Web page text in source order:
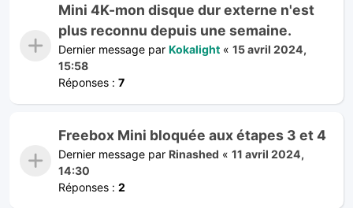
Mini 4K-mon disque dur externe n'est
plus reconnu depuis une semaine.
Dernier message par Kokalight « 15 avril 2024,
15:58
Réponses : 7
Freebox Mini bloquée aux étapes 3 et 4
Dernier message par Rinashed « 11 avril 2024,
14:30
Réponses : 2